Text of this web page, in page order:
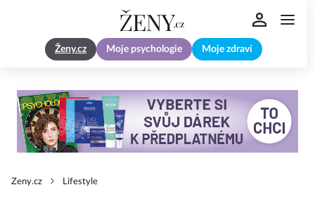
Ženy.cz Moje psychologie Moje zdraví
Zeny.cz Lifestyle